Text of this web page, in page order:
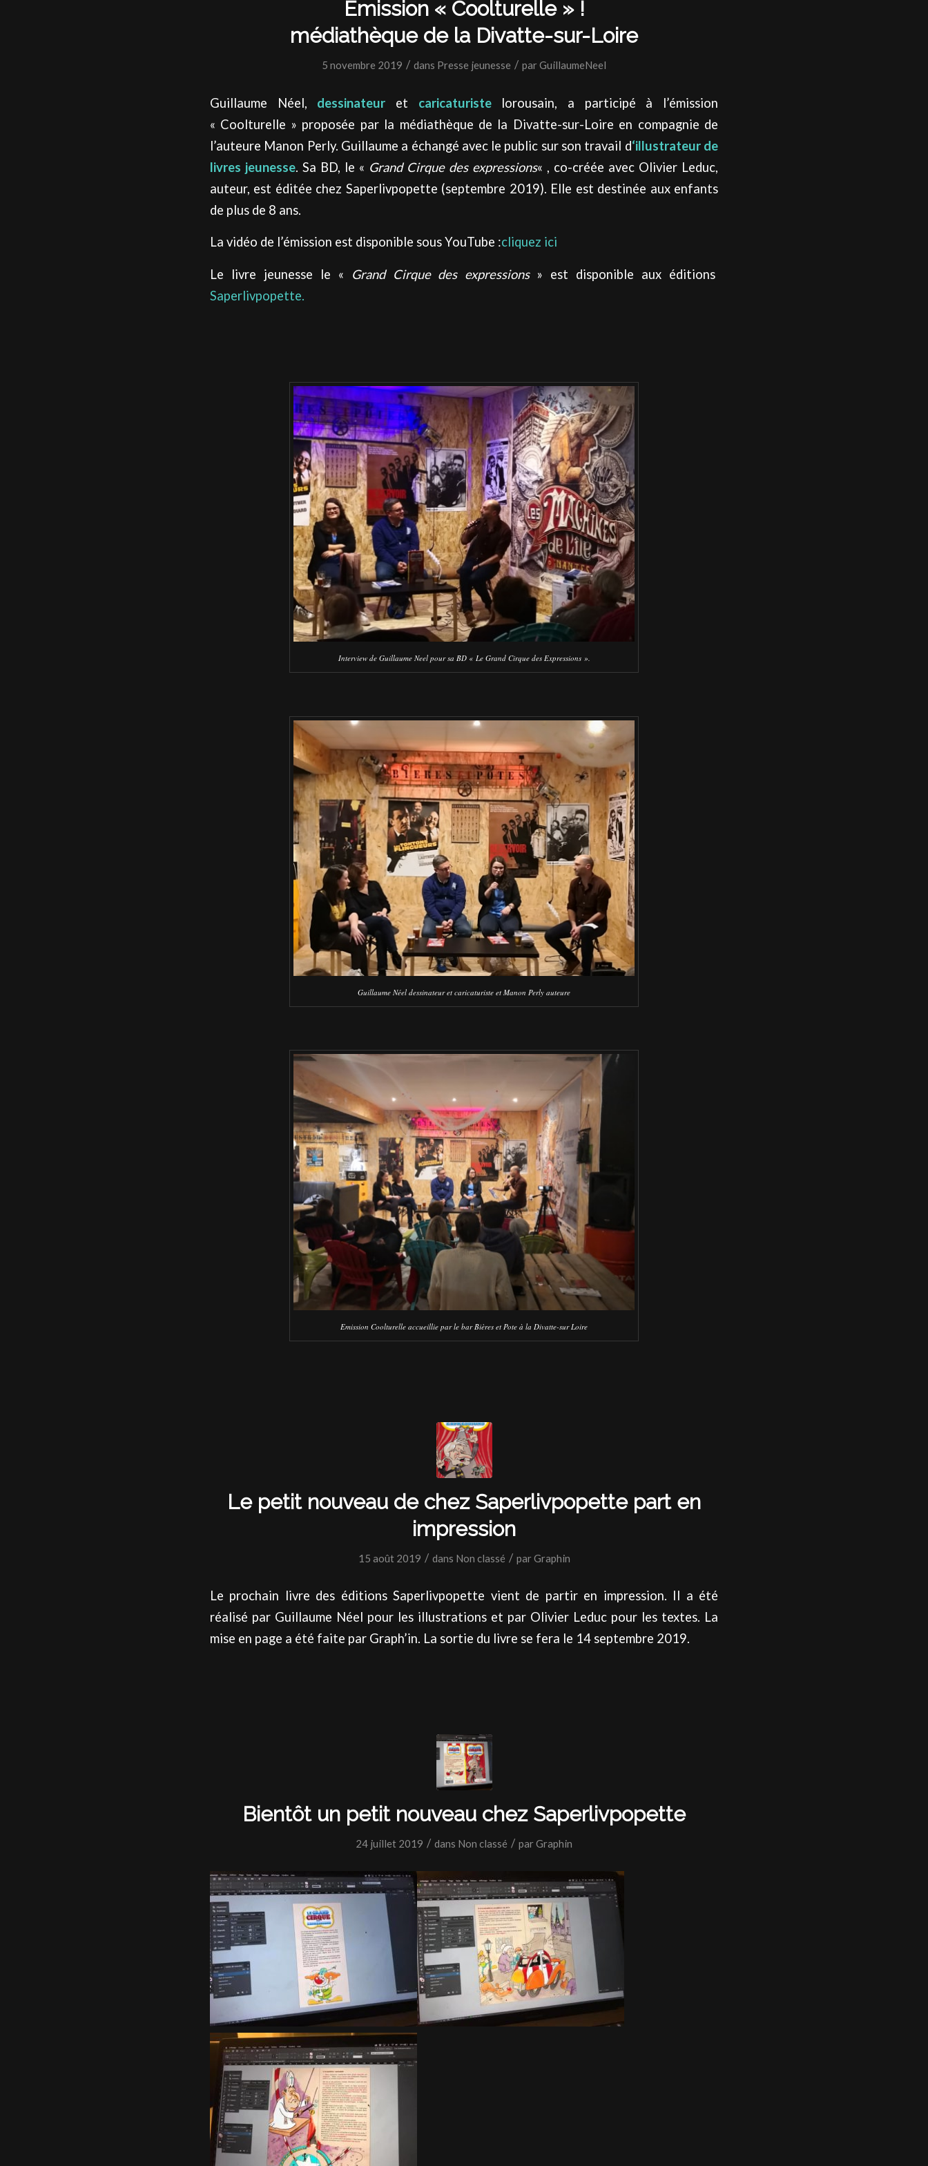
Emission « Coolturelle » !
médiathèque de la Divatte-sur-Loire
5 novembre 2019 / dans Presse jeunesse / parGuillaumeNeel
Guillaume Néel, dessinateur et caricaturistelorousain, a participé à l’émission
« Coolturelle » proposée par la médiathèque de la Divatte-sur-Loire en compagnie de
l’auteure Manon Perly. Guillaume a échangé avec le public sur son travail d‘illustrateur de
livres jeunesse. Sa BD, le « Grand Cirque des expressions« , co-créée avec Olivier Leduc,
auteur, est éditée chez Saperlivpopette (septembre 2019). Elle est destinée aux enfants
de plus de 8 ans.
La vidéo de l’émission est disponible sous YouTube :cliquez ici
Le livre jeunesse le « Grand Cirque des expressions» est disponible aux éditions
Saperlivpopette.
Interview de Guillaume Neel pour sa BD « Le Grand Cirque des Expressions ».
Guillaume Néel dessinateur et caricaturiste et Manon Perly auteure
Emission Coolturelle accueillie par le bar Bières et Pote à la Divatte-sur Loire
Le petit nouveau de chez Saperlivpopette part en
impression
15 août 2019 / dans Non classé / parGraphin
Le prochain livre des éditions Saperlivpopette vient de partir en impression. Il a été
réalisé par Guillaume Néel pour les illustrations et par Olivier Leduc pour les textes. La
mise en page a été faite par Graph’in. La sortie du livre se fera le 14 septembre 2019.
Bientôt un petit nouveau chez Saperlivpopette
24 juillet 2019 / dans Non classé / parGraphin